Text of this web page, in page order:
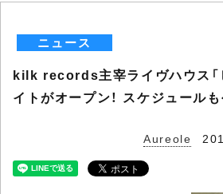
ニュース
kilk records主宰ライヴハウス「
イトがオープン！ スケジュール
Aureole